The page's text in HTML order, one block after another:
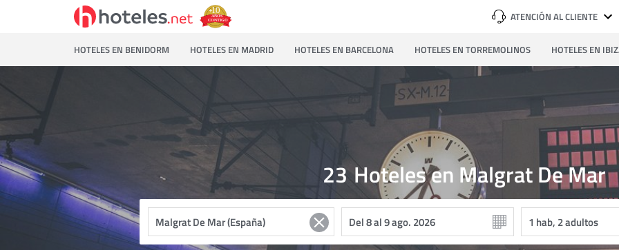
ATENCIÓN AL CLIENTE
HOTELES EN BENIDORM HOTELES EN MADRID HOTELES EN BARCELONA HOTELES EN TORREMOLINOS HOTELES EN
Hoteles en Malgrat De Mar
23